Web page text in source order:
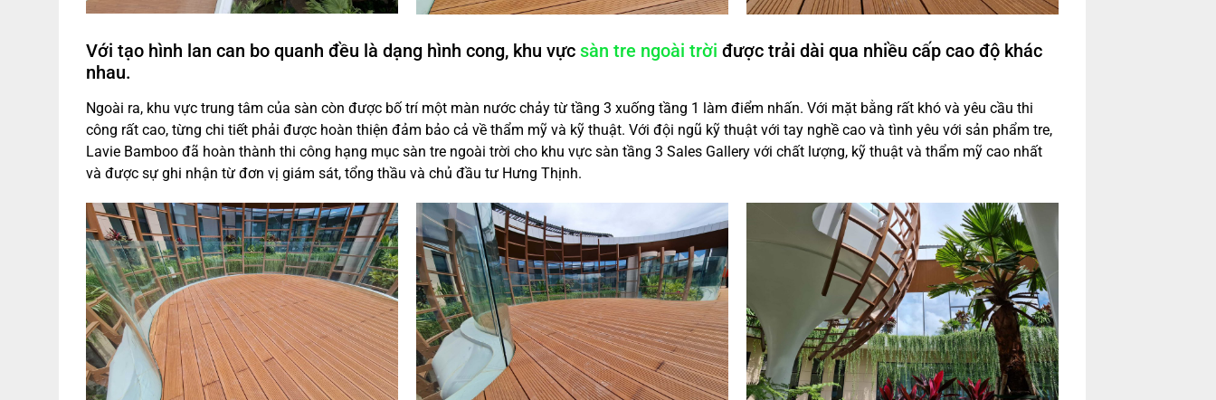
Với tạo hình lan can bo quanh đều là dạng hình cong, khu vực sàn tre ngoài trời được trải dài qua nhiều cấp cao độ khác
nhau.
Ngoài ra, khu vực trung tâm của sàn còn được bố trí một màn nước chảy từ tầng 3 xuống tầng 1 làm điểm nhấn. Với mặt bằng rất khó và yêu cầu thi
công rất cao, từng chi tiết phải được hoàn thiện đảm bảo cả về thẩm mỹ và kỹ thuật. Với đội ngũ kỹ thuật với tay nghề cao và tình yêu với sản phẩm tre,
Lavie Bamboo đã hoàn thành thi công hạng mục sàn tre ngoài trời cho khu vực sàn tầng 3 Sales Gallery với chất lượng, kỹ thuật và thẩm mỹ cao nhất
và được sự ghi nhận từ đơn vị giám sát, tổng thầu và chủ đầu tư Hưng Thịnh.